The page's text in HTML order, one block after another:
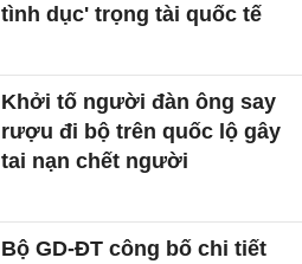
tình dục' trọng tài quốc tế
Khởi tố người đàn ông say
rượu đi bộ trên quốc lộ gây
tai nạn chết người
Bộ GD-ĐT công bố chi tiết